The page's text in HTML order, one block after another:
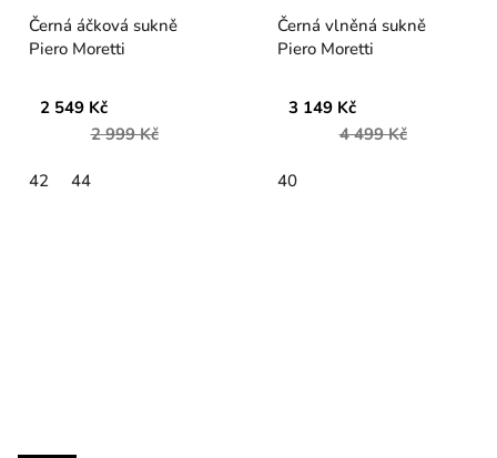
Černá áčková sukně
Piero Moretti
2 549 Kč
2 999 Kč
42 44
Černá vlněná sukně
Piero Moretti
3 149 Kč
4 499 Kč
40